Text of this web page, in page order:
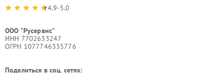
4.9-5.0
ООО "Русервис"
ИНН 7702633247
ОГРН 1077746335776
Поделиться в соц. сетях: